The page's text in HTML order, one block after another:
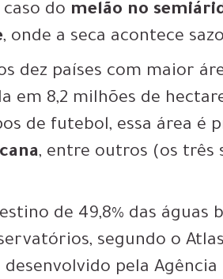
caso do melão no
, onde a seca acontece
dez países com maior
em 8,2 milhões de
de futebol, essa área é
cana, entre outros (os três
de 49,8% das águas
segundo o
pela Agência